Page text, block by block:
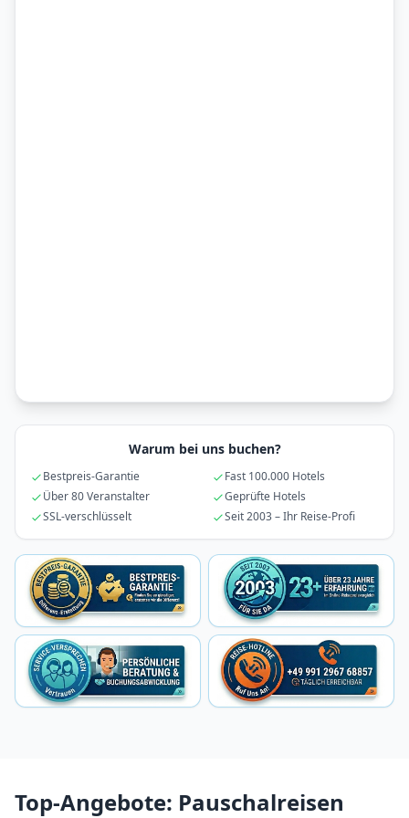
Warum bei uns buchen?
Bestpreis-Garantie
Fast 100.000 Hotels
Über 80 Veranstalter
Geprüfte Hotels
SSL-verschlüsselt
Seit 2003 – Ihr Reise-Profi
Top-Angebote: Pauschalreisen